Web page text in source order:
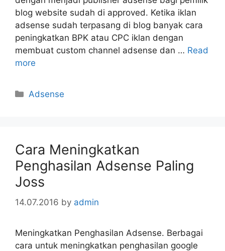
blog website sudah di approved. Ketika iklan
adsense sudah terpasang di blog banyak cara
peningkatkan BPK atau CPC iklan dengan
membuat custom channel adsense dan … Read
more
Categories
Adsense
Cara Meningkatkan
Penghasilan Adsense Paling
Joss
14.07.2016 by admin
Meningkatkan Penghasilan Adsense. Berbagai
cara untuk meningkatkan penghasilan google